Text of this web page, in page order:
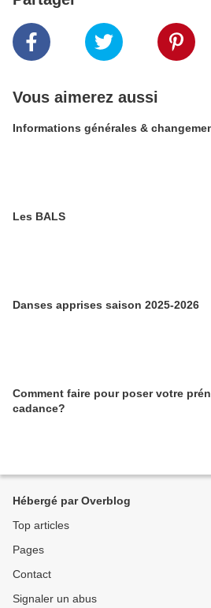
Vous aimerez aussi
Informations générales &
Les BALS
Danses apprises saison 2025-2026
Comment faire pour poser votre
cadance?
Hébergé par Overblog
Top articles
Pages
Contact
Signaler un abus